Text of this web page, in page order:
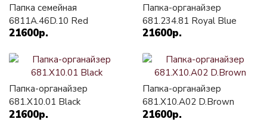
Папка семейная
6811A.46D.10 Red
21600р.
Папка-органайзер
681.234.81 Royal Blue
21600р.
Папка-органайзер
681.Х10.01 Black
21600р.
Папка-органайзер
681.Х10.A02 D.Brown
21600р.